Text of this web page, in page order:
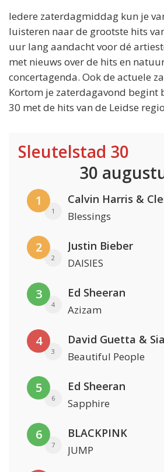
Iedere zaterdagmiddag kun je
luisteren naar de grootste hits
uur lang aandacht voor dé
met nieuws over de hits en
concertagenda. Ook de actuele
Kortom je zaterdagavond begint
30 met de hits van de Leidse
Sleutelstad 30
30
1
1 Blessings
2
2
Justin Bieber
DAISIES
3
4
Ed Sheeran
Azizam
4
3
David Guetta & Sia
Beautiful People
5
6
Ed Sheeran
Sapphire
6
7
BLACKPINK
JUMP